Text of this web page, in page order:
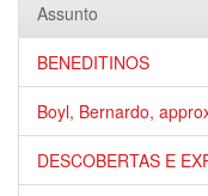
Assunto
BENEDITINOS
Boyl, Bernardo,
DESCOBERTAS E